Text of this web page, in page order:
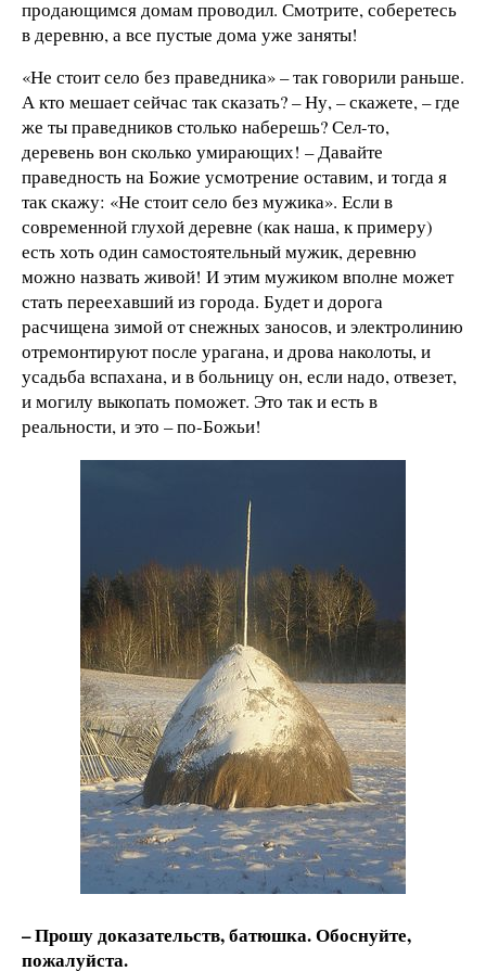
продающимся домам проводил. Смотрите, соберетесь
в деревню, а все пустые дома уже заняты!
«Не стоит село без праведника» – так говорили раньше.
А кто мешает сейчас так сказать? – Ну, – скажете, – где
же ты праведников столько наберешь? Сел-то,
деревень вон сколько умирающих! – Давайте
праведность на Божие усмотрение оставим, и тогда я
так скажу: «Не стоит село без мужика». Если в
современной глухой деревне (как наша, к примеру)
есть хоть один самостоятельный мужик, деревню
можно назвать живой! И этим мужиком вполне может
стать переехавший из города. Будет и дорога
расчищена зимой от снежных заносов, и электролинию
отремонтируют после урагана, и дрова наколоты, и
усадьба вспахана, и в больницу он, если надо, отвезет,
и могилу выкопать поможет. Это так и есть в
реальности, и это – по-Божьи!
– Прошу доказательств, батюшка. Обоснуйте,
пожалуйста.